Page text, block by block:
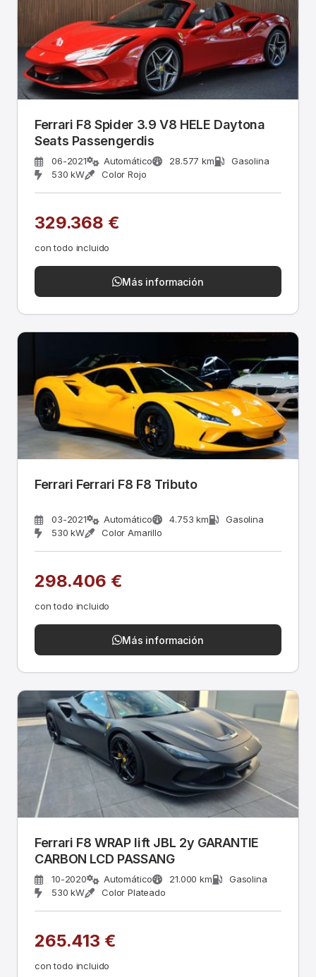
Ferrari F8 Spider 3.9 V8 HELE Daytona
Seats Passengerdis
06-2021 Automático 28.577 km
Gasolina
530 kW
Color Rojo
329.368 €
con todo incluido
Más información
Ferrari Ferrari F8 F8 Tributo
03-2021 Automático 4.753 km
Gasolina
530 kW
Color Amarillo
298.406 €
con todo incluido
Más información
Ferrari F8 WRAP lift JBL 2y GARANTIE
CARBON LCD PASSANG
10-2020 Automático 21.000 km
Gasolina
530 kW
Color Plateado
265.413 €
con todo incluido